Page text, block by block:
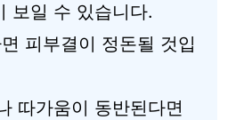
보일 수 있습니다.
피부결이 정돈될 것입
따가움이 동반된다면